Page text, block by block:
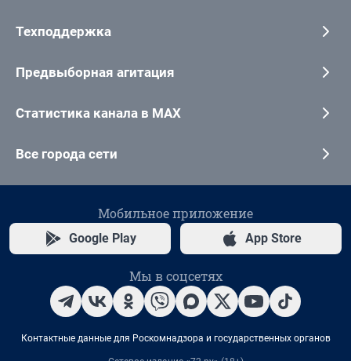
Техподдержка
Предвыборная агитация
Статистика канала в MAX
Все города сети
Мобильное приложение
Google Play App Store
Мы в соцсетях
Контактные данные для Роскомнадзора и государственных органов